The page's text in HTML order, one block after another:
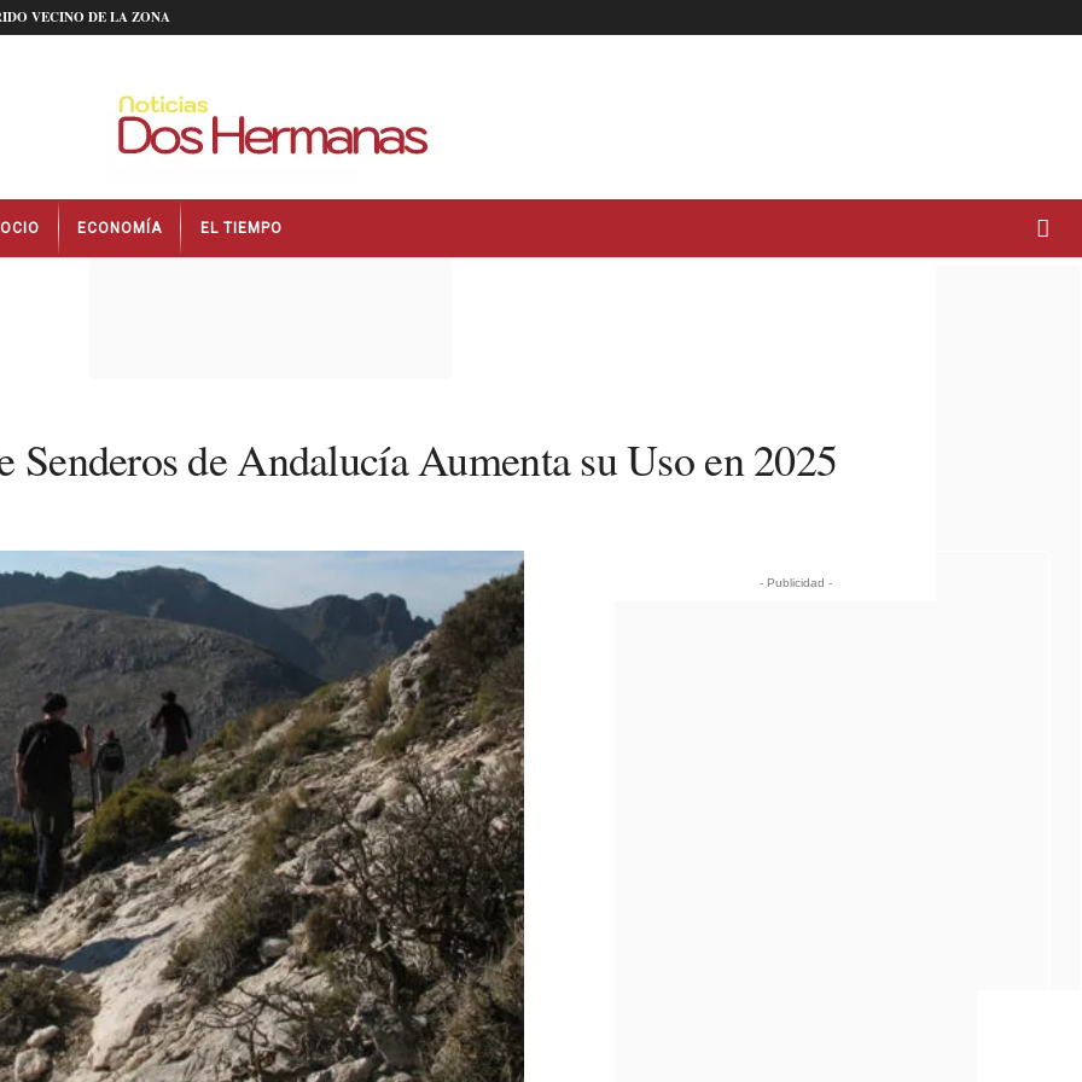
VECINO DE LA ZONA
OCIO ECONOMÍA EL TIEMPO
de Andalucía Aumenta su Uso en 2025
- Publicidad -